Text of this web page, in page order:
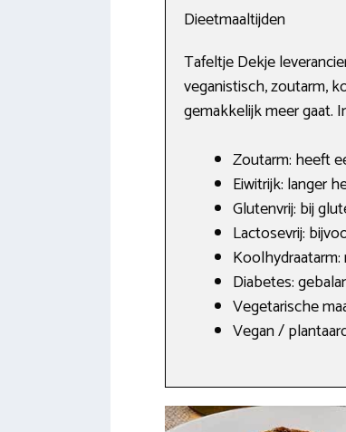
Dieetmaaltijden
Tafeltje Dekje
veganistisch, zoutarm,
gemakkelijk meer gaat.
Zoutarm: heeft
Eiwitrijk: langer
Glutenvrij: bij
Lactosevrij:
Diabetes:
Vegetarische
Vegan /